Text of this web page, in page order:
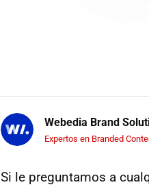
Webedia Brand
Expertos en Branded
Si le preguntamos a